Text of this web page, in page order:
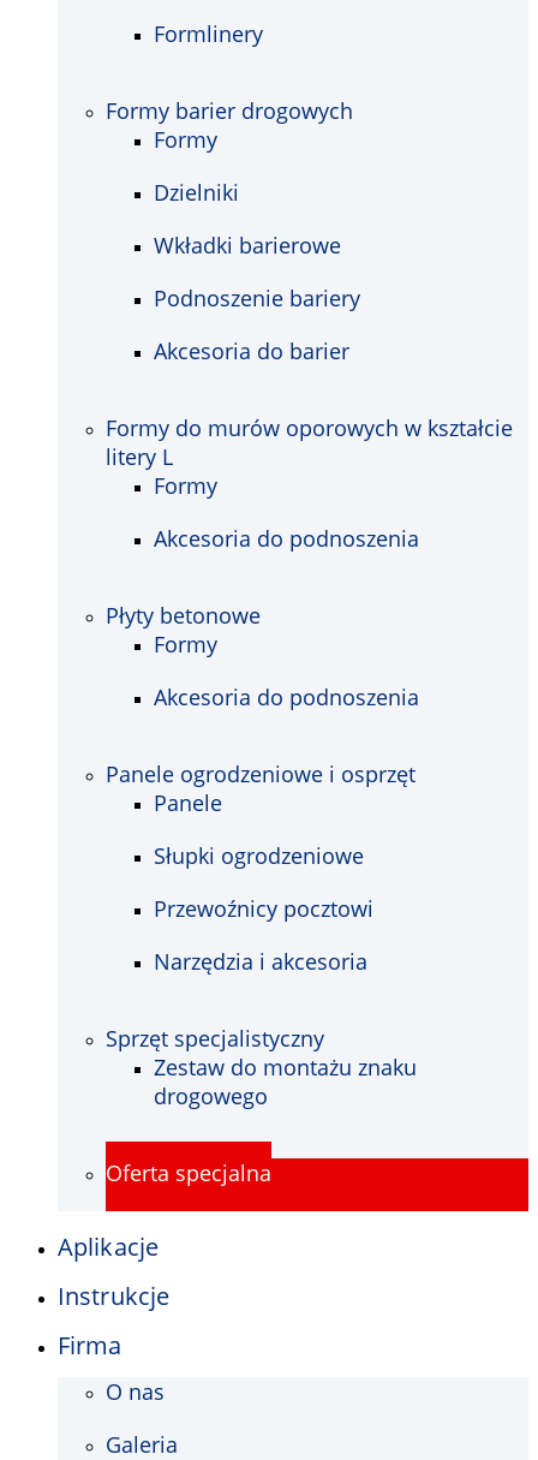
Formlinery
Formy barier drogowych
Formy
Dzielniki
Wkładki barierowe
Podnoszenie bariery
Akcesoria do barier
Formy do murów oporowych w kształcie
litery L
Formy
Akcesoria do podnoszenia
Płyty betonowe
Formy
Akcesoria do podnoszenia
Panele ogrodzeniowe i osprzęt
Panele
Słupki ogrodzeniowe
Przewoźnicy pocztowi
Narzędzia i akcesoria
Sprzęt specjalistyczny
Zestaw do montażu znaku
drogowego
Oferta specjalna
Aplikacje
Instrukcje
Firma
O nas
Galeria